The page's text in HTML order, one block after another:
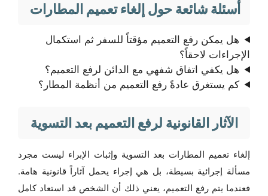
أسئلة شائعة حول إلغاء تعميم المطارات
هل يمكن رفع التعميم مؤقتاً للسفر ثم استكمال
الإجراءات لاحقاً؟
هل يكفي اتفاق شفهي مع الدائن لرفع التعميم؟
كم يستغرق عادةً رفع التعميم من أنظمة المطار؟
الآثار القانونية لرفع التعميم بعد التسوية
إلغاء تعميم المطارات بعد التسوية وإثبات الإبراء ليست مجرد
مسألة إجرائية بسيطة، بل هي إجراء يحمل آثاراً قانونية هامة.
فعندما يتم رفع التعميم، يعني ذلك أن الشخص قد استعاد كامل